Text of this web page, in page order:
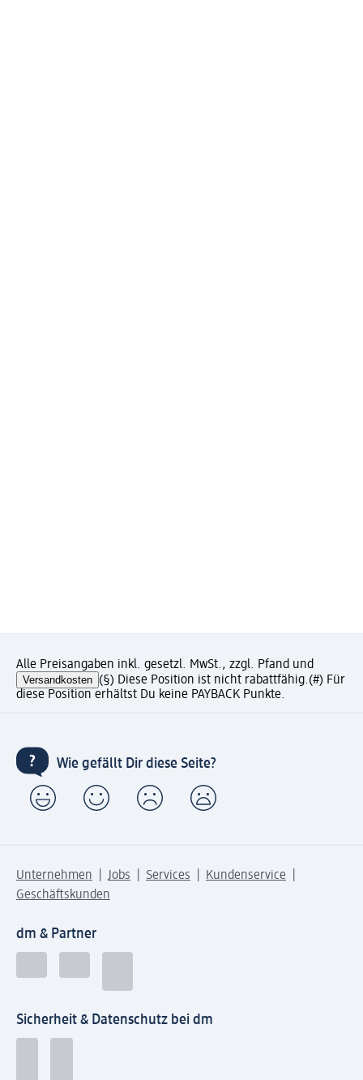
Alle Preisangaben inkl. gesetzl. MwSt., zzgl. Pfand und
Versandkosten (§) Diese Position ist nicht rabattfähig.(#) Für
diese Position erhältst Du keine PAYBACK Punkte.
Wie gefällt Dir diese Seite?
Unternehmen Jobs Services
Kundenservice
Geschäftskunden
dm & Partner
Sicherheit & Datenschutz bei dm